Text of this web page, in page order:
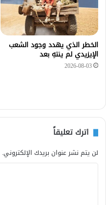
الخطر الذي يهدد وجود الشعب
الإيزيدي لم ينتهِ بعد
2026-08-03
اترك تعليقاً
لن يتم نشر عنوان بريدك الإلكتروني.